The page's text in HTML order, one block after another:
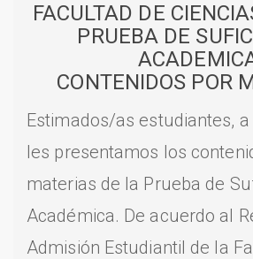
FACULTAD DE
PRUEBA DE
CONTENIDOS POR
Estimados/as estudiantes,
les presentamos los
materias de la Prueba de
Académica. De acuerdo al
Admisión Estudiantil de la